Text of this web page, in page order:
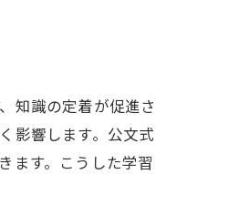
知識の定着が促進さ
影響します。公文式
ます。こうした学習